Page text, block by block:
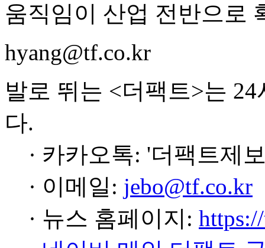
움직임이 산업 전반으로
hyang@tf.co.kr
발로 뛰는 <더팩트>는
다.
· 카카오톡: '더팩트제
· 이메일: jebo@tf.co.kr
· 뉴스 홈페이지: